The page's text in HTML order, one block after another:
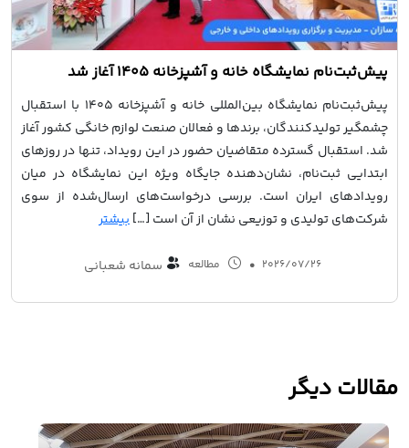
پیش‌ثبت‌نام نمایشگاه خانه و آشپزخانه ۱۴۰۵ آغاز شد
پیش‌ثبت‌نام نمایشگاه بین‌المللی خانه و آشپزخانه ۱۴۰۵ با استقبال
چشمگیر تولیدکنندگان، برندها و فعالان صنعت لوازم خانگی کشور آغاز
شد. استقبال گسترده متقاضیان حضور در این رویداد، تنها در روزهای
ابتدایی ثبت‌نام، نشان‌دهنده جایگاه ویژه این نمایشگاه در میان
رویدادهای ایران است. بررسی درخواست‌های ارسال‌شده از سوی
شرکت‌های تولیدی و توزیعی نشان از آن است […]بیشتر
2026/07/26
• مطالعه سمانه شعبانی
مقالات دیگر